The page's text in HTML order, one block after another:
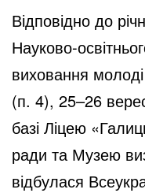
Відповідно до
Науково-
виховання
(п. 4), 25–26
базі Ліцею
ради та Музею
відбулася